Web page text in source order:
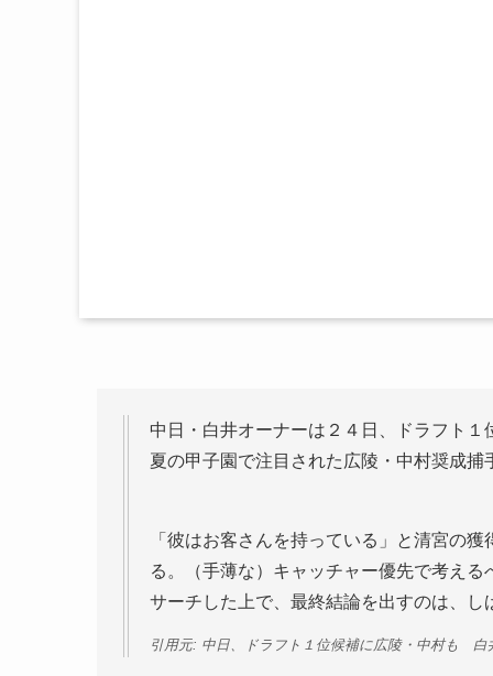
中日・白井オーナーは２４日、ドラフト
夏の甲子園で注目された広陵・中村奨成
「彼はお客さんを持っている」と清宮の
る。（手薄な）キャッチャー優先で考え
サーチした上で、最終結論を出すのは、し
引用元: 中日、ドラフト１位候補に広陵・中村も 白